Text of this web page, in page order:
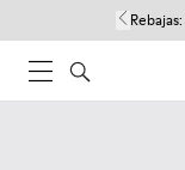
Rebajas: